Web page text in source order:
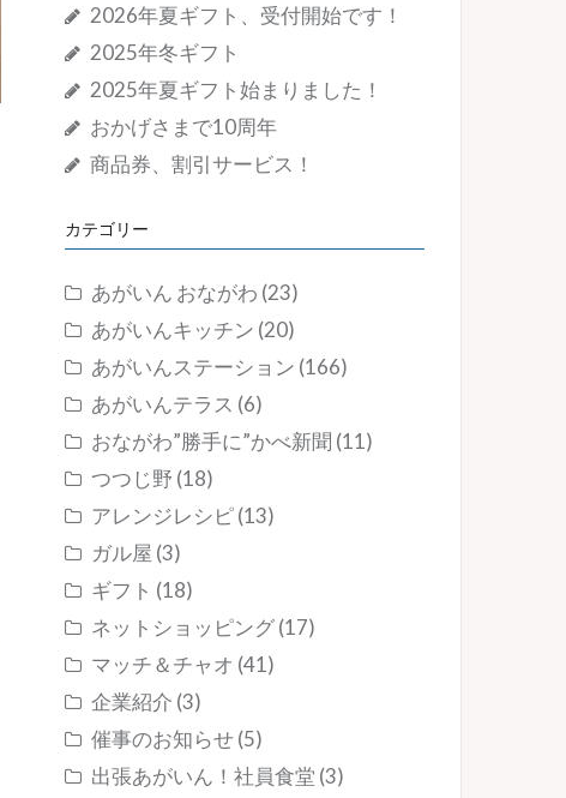
2026年夏ギフト、受付開始です！
2025年冬ギフト
2025年夏ギフト始まりました！
おかげさまで10周年
商品券、割引サービス！
カテゴリー
あがいん おながわ (23)
あがいんキッチン (20)
あがいんステーション (166)
あがいんテラス (6)
おながわ”勝手に”かべ新聞 (11)
つつじ野 (18)
アレンジレシピ(13)
ガル屋 (3)
ギフト (18)
ネットショッピング(17)
マッチ＆チャオ (41)
企業紹介 (3)
催事のお知らせ(5)
出張あがいん！社員食堂 (3)